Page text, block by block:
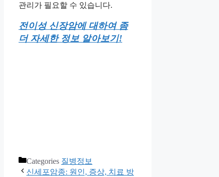
관리가 필요할 수 있습니다.
전이성 신장암에 대하여 좀
더 자세한 정보 알아보기!
Categories 질병정보
신세포암종: 원인, 증상, 치료 방